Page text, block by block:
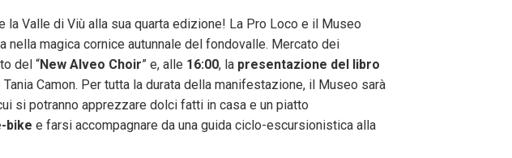
la Valle di Viù alla sua quarta edizione! La Pro Loco e il Museo
magica cornice autunnale del fondovalle. Mercato dei
del “New Alveo Choir” e, alle 16:00, la presentazione del libro
Camon. Per tutta la durata della manifestazione, il Museo sarà
si potranno apprezzare dolci fatti in casa e un piatto
bike e farsi accompagnare da una guida ciclo-escursionistica alla